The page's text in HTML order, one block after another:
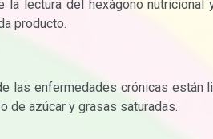
lectura del hexágono
producto.
las enfermedades crónicas
de azúcar y grasas saturadas.